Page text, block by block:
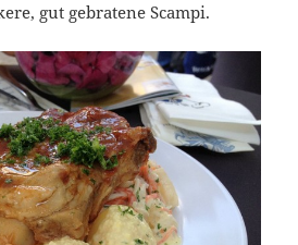
gut gebratene Scampi.